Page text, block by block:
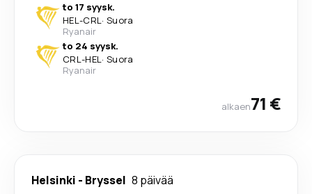
to 17 syysk.
HEL-CRL· Suora
Ryanair
to 24 syysk.
CRL-HEL· Suora
Ryanair
alkaen71 €
Helsinki - Bryssel 8 päivää